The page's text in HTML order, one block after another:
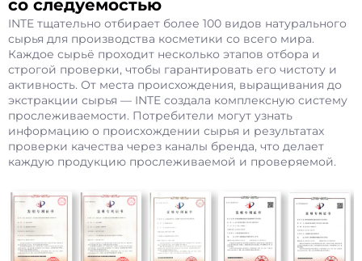
со следуемостью
INTE тщательно отбирает более 100 видов натурального
сырья для производства косметики со всего мира.
Каждое сырьё проходит несколько этапов отбора и
строгой проверки, чтобы гарантировать его чистоту и
активность. От места происхождения, выращивания до
экстракции сырья — INTE создала комплексную систему
прослеживаемости. Потребители могут узнать
информацию о происхождении сырья и результатах
проверки качества через каналы бренда, что делает
каждую продукцию прослеживаемой и проверяемой.